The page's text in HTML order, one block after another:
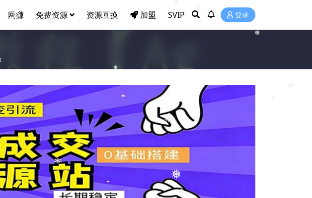
❅
❅
❅
❅
❅
❅
网赚 免费资源 资源互换 加盟 SVIP 登录